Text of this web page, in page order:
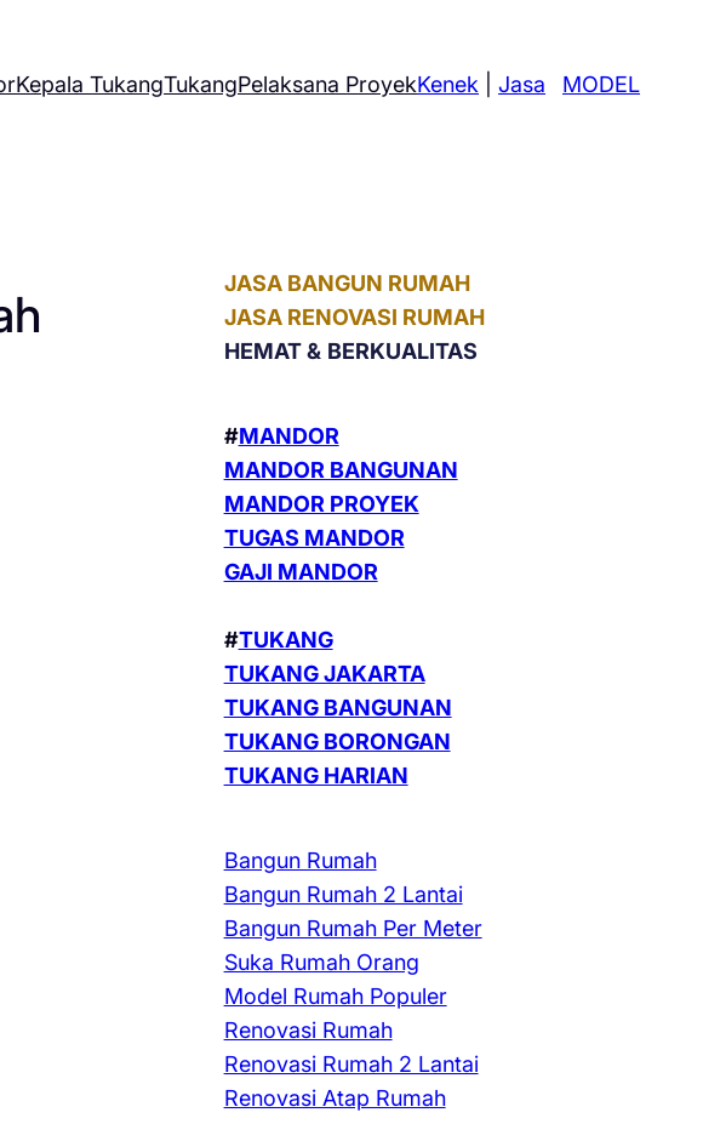
Kepala TukangTukangPelaksana ProyekKenek |Jasa MODEL
JASA BANGUN RUMAH
JASA RENOVASI RUMAH
HEMAT & BERKUALITAS
#MANDOR
MANDOR BANGUNAN
MANDOR PROYEK
TUGAS MANDOR
GAJI MANDOR
#TUKANG
TUKANG JAKARTA
TUKANG BANGUNAN
TUKANG BORONGAN
TUKANG HARIAN
Bangun Rumah
Bangun Rumah 2 Lantai
Bangun Rumah Per Meter
Suka Rumah Orang
Model Rumah Populer
Renovasi Rumah
Renovasi Rumah 2 Lantai
Renovasi Atap Rumah